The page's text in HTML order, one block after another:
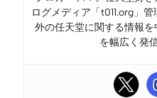
ログメディア「t011.org」
外の任天堂に関する情報
を幅広く発